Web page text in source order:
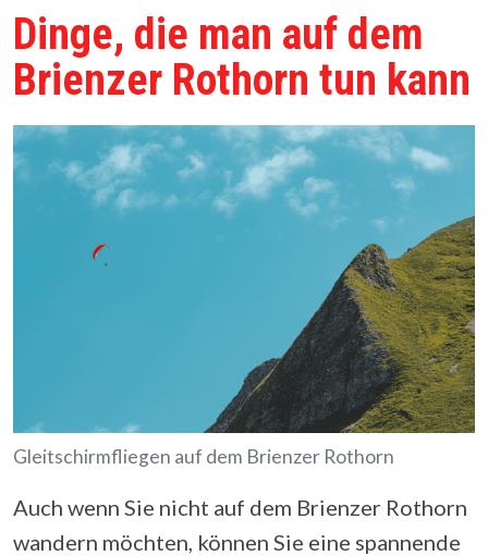
Dinge, die man auf dem
Brienzer Rothorn tun kann
Gleitschirmfliegen auf dem Brienzer Rothorn
Auch wenn Sie nicht auf dem Brienzer Rothorn
wandern möchten, können Sie eine spannende